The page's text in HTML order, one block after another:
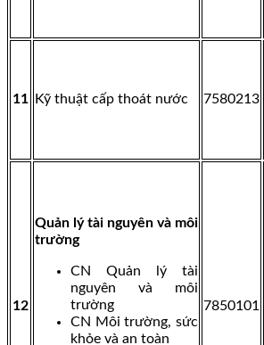
11 Kỹ thuật cấp thoát nước 7580213
12
Quản lý tài nguyên và môi
trường
CN Quản lý tài
nguyên và môi
trường
CN Môi trường, sức
khỏe và an toàn
7850101